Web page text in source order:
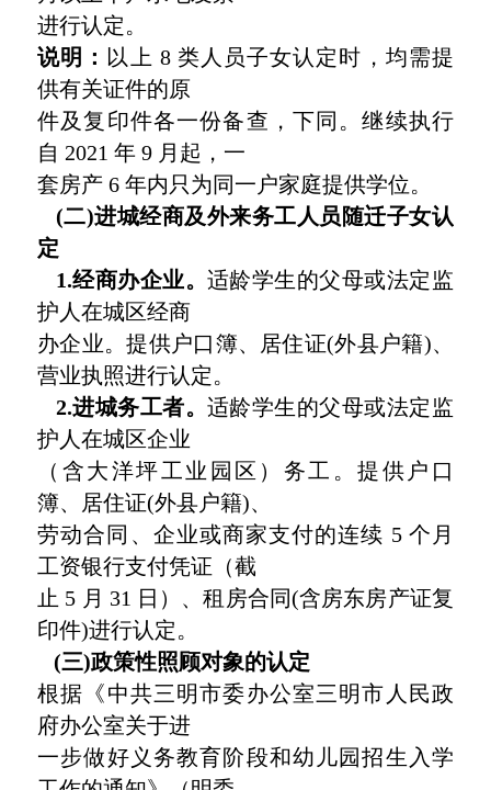
进行认定。
说明： 以上 8 类人员子女认定时，均需提
供有关证件的原
件及复印件各一份备查，下同。继续执行
自 2021 年 9 月起，一
套房产 6 年内只为同一户家庭提供学位。
(二)进城经商及外来务工人员随迁子女认
定
1.经商办企业。 适龄学生的父母或法定监
护人在城区经商
办企业。提供户口簿、居住证(外县户籍)、
营业执照进行认定。
2.进城务工者。 适龄学生的父母或法定监
护人在城区企业
（含大洋坪工业园区）务工。提供户口
簿、居住证(外县户籍)、
劳动合同、企业或商家支付的连续 5 个月
工资银行支付凭证（截
止 5 月 31 日）、租房合同(含房东房产证复
印件)进行认定。
(三)政策性照顾对象的认定
根据《中共三明市委办公室三明市人民政
府办公室关于进
一步做好义务教育阶段和幼儿园招生入学